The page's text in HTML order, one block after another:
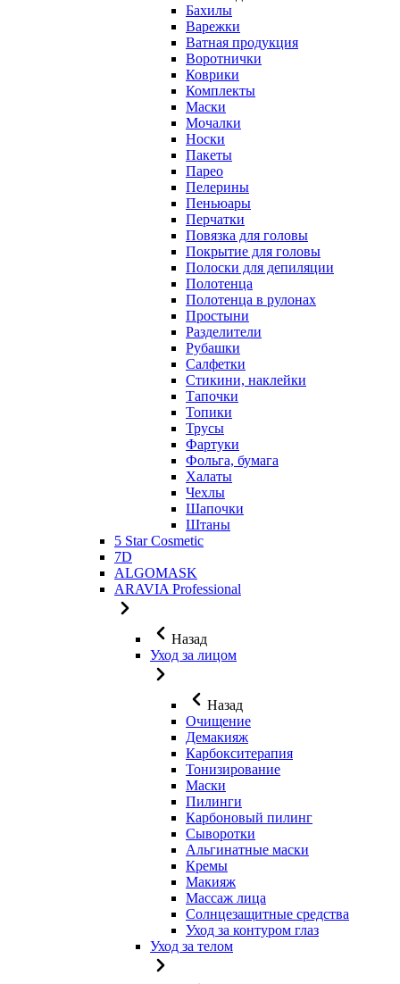
Бахилы
Варежки
Ватная продукция
Воротнички
Коврики
Комплекты
Маски
Мочалки
Носки
Пакеты
Парео
Пелерины
Пеньюары
Перчатки
Повязка для головы
Покрытие для головы
Полоски для депиляции
Полотенца
Полотенца в рулонах
Простыни
Разделители
Рубашки
Салфетки
Стикини, наклейки
Тапочки
Топики
Трусы
Фартуки
Фольга, бумага
Халаты
Чехлы
Шапочки
Штаны
5 Star Cosmetic
7D
ALGOMASK
ARAVIA Professional
Назад
Уход за лицом
Назад
Очищение
Демакияж
Карбокситерапия
Тонизирование
Маски
Пилинги
Карбоновый пилинг
Сыворотки
Альгинатные маски
Кремы
Макияж
Массаж лица
Солнцезащитные средства
Уход за контуром глаз
Уход за телом